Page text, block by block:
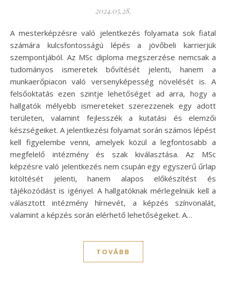
2024.05.28.
A mesterképzésre való jelentkezés folyamata sok fiatal
számára kulcsfontosságú lépés a jövőbeli karrierjük
szempontjából. Az MSc diploma megszerzése nemcsak a
tudományos ismeretek bővítését jelenti, hanem a
munkaerőpiacon való versenyképesség növelését is. A
felsőoktatás ezen szintje lehetőséget ad arra, hogy a
hallgatók mélyebb ismereteket szerezzenek egy adott
területen, valamint fejlesszék a kutatási és elemzői
készségeiket. A jelentkezési folyamat során számos lépést
kell figyelembe venni, amelyek közül a legfontosabb a
megfelelő intézmény és szak kiválasztása. Az MSc
képzésre való jelentkezés nem csupán egy egyszerű űrlap
kitöltését jelenti, hanem alapos előkészítést és
tájékozódást is igényel. A hallgatóknak mérlegelniük kell a
választott intézmény hírnevét, a képzés színvonalát,
valamint a képzés során elérhető lehetőségeket. A…
TOVÁBB